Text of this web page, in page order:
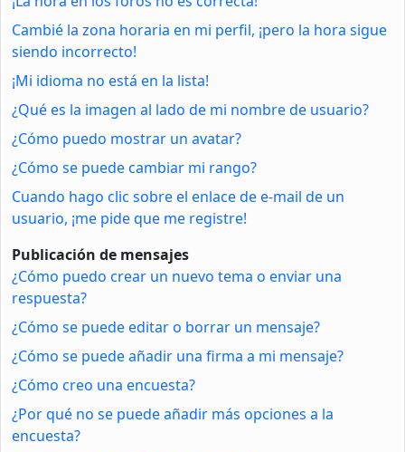
Cambié la zona horaria en mi perfil, ¡pero la hora sigue
siendo incorrecto!
¡Mi idioma no está en la lista!
¿Qué es la imagen al lado de mi nombre de usuario?
¿Cómo puedo mostrar un avatar?
¿Cómo se puede cambiar mi rango?
Cuando hago clic sobre el enlace de e-mail de un
usuario, ¡me pide que me registre!
Publicación de mensajes
¿Cómo puedo crear un nuevo tema o enviar una
respuesta?
¿Cómo se puede editar o borrar un mensaje?
¿Cómo se puede añadir una firma a mi mensaje?
¿Cómo creo una encuesta?
¿Por qué no se puede añadir más opciones a la
encuesta?